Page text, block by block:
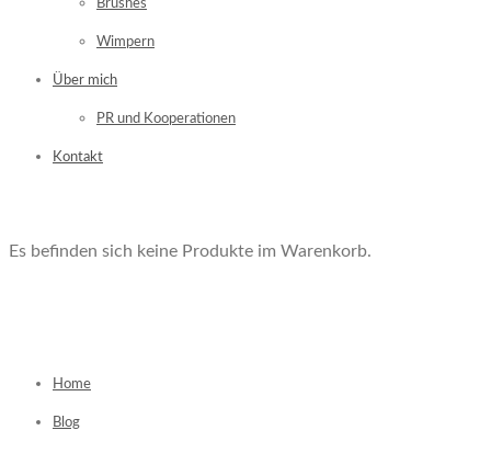
Brushes
Wimpern
Über mich
PR und Kooperationen
Kontakt
Es befinden sich keine Produkte im Warenkorb.
Home
Blog